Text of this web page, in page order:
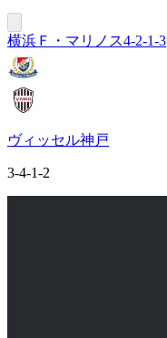
横浜Ｆ・マリノス4-2-1-3
ヴィッセル神戸
3-4-1-2